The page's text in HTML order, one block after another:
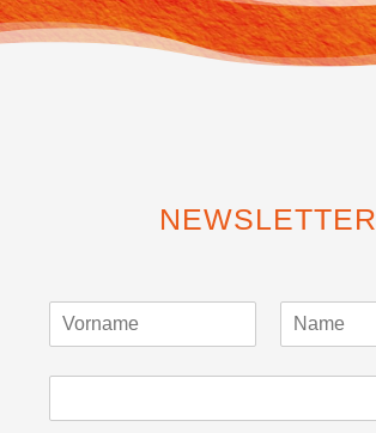
NEWSLETTER
o
a